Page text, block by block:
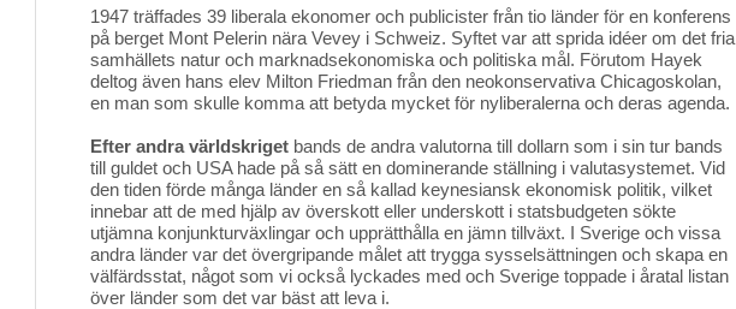
1947 träffades 39 liberala ekonomer och publicister från tio länder för en konferens
på berget Mont Pelerin nära Vevey i Schweiz. Syftet var att sprida idéer om det fria
samhällets natur och marknadsekonomiska och politiska mål. Förutom Hayek
deltog även hans elev Milton Friedman från den neokonservativa Chicagoskolan,
en man som skulle komma att betyda mycket för nyliberalerna och deras agenda.
Efter andra världskriget bands de andra valutorna till dollarn som i sin tur bands
till guldet och USA hade på så sätt en dominerande ställning i valutasystemet. Vid
den tiden förde många länder en så kallad keynesiansk ekonomisk politik, vilket
innebar att de med hjälp av överskott eller underskott i statsbudgeten sökte
utjämna konjunkturväxlingar och upprätthålla en jämn tillväxt. I Sverige och vissa
andra länder var det övergripande målet att trygga sysselsättningen och skapa en
välfärdsstat, något som vi också lyckades med och Sverige toppade i åratal listan
över länder som det var bäst att leva i.